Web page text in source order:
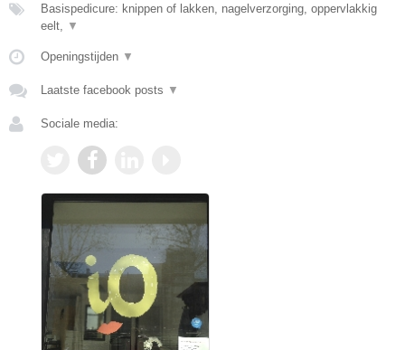
Basispedicure: knippen of lakken, nagelverzorging, oppervlakkig
eelt,
▼
Openingstijden ▼
Laatste facebook posts ▼
Sociale media: